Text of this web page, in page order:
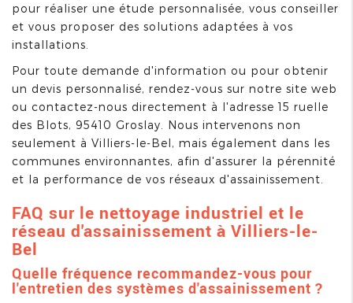
pour réaliser une étude personnalisée, vous conseiller
et vous proposer des solutions adaptées à vos
installations.
Pour toute demande d'information ou pour obtenir
un devis personnalisé, rendez-vous sur notre site web
ou contactez-nous directement à l'adresse 15 ruelle
des Blots, 95410 Groslay. Nous intervenons non
seulement à Villiers-le-Bel, mais également dans les
communes environnantes, afin d'assurer la pérennité
et la performance de vos réseaux d'assainissement.
FAQ sur le nettoyage industriel et le
réseau d'assainissement à Villiers-le-
Bel
Quelle fréquence recommandez-vous pour
l'entretien des systèmes d'assainissement ?